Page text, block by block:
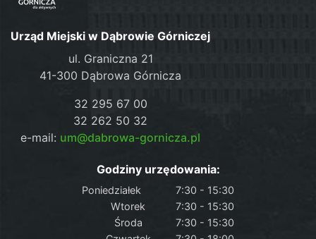
Urząd Miejski w Dąbrowie Górniczej
ul. Graniczna 21
41-300 Dąbrowa Górnicza
32 295 67 00
32 262 50 32
e-mail: um@dabrowa-gornicza.pl
Godziny urzędowania:
Poniedziałek
7:30 - 15:30
Wtorek
7:30 - 15:30
Środa
7:30 - 15:30